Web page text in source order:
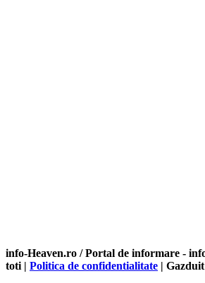
info-Heaven.ro / Portal de informare -
toti | Politica de confidentialitate |